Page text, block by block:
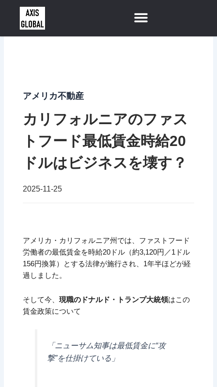
アメリカ不動産
カリフォルニアのファス
トフード最低賃金時給20
ドルはビジネスを壊す？
2025-11-25
アメリカ・カリフォルニア州では、ファストフード
労働者の最低賃金を時給20ドル（約3,120円／1ドル
156円換算）とする法律が施行され、1年半ほどが経
過しました。
そして今、現職のドナルド・トランプ大統領はこの
賃金政策について
「ニューサム知事は最低賃金に“攻
撃”を仕掛けている」